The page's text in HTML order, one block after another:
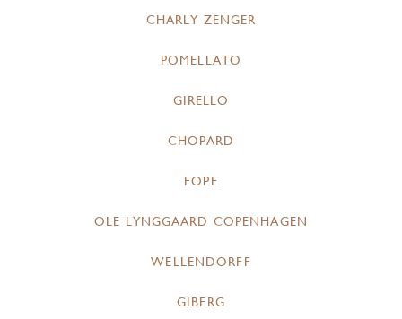
CHARLY ZENGER
POMELLATO
GIRELLO
CHOPARD
FOPE
OLE LYNGGAARD COPENHAGEN
WELLENDORFF
GIBERG